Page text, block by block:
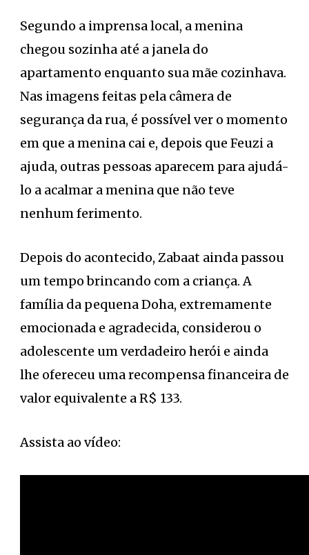
Segundo a imprensa local, a menina
chegou sozinha até a janela do
apartamento enquanto sua mãe cozinhava.
Nas imagens feitas pela câmera de
segurança da rua, é possível ver o momento
em que a menina cai e, depois que Feuzi a
ajuda, outras pessoas aparecem para ajudá-
lo a acalmar a menina que não teve
nenhum ferimento.
Depois do acontecido, Zabaat ainda passou
um tempo brincando com a criança. A
família da pequena Doha, extremamente
emocionada e agradecida, considerou o
adolescente um verdadeiro herói e ainda
lhe ofereceu uma recompensa financeira de
valor equivalente a R$ 133.
Assista ao vídeo: